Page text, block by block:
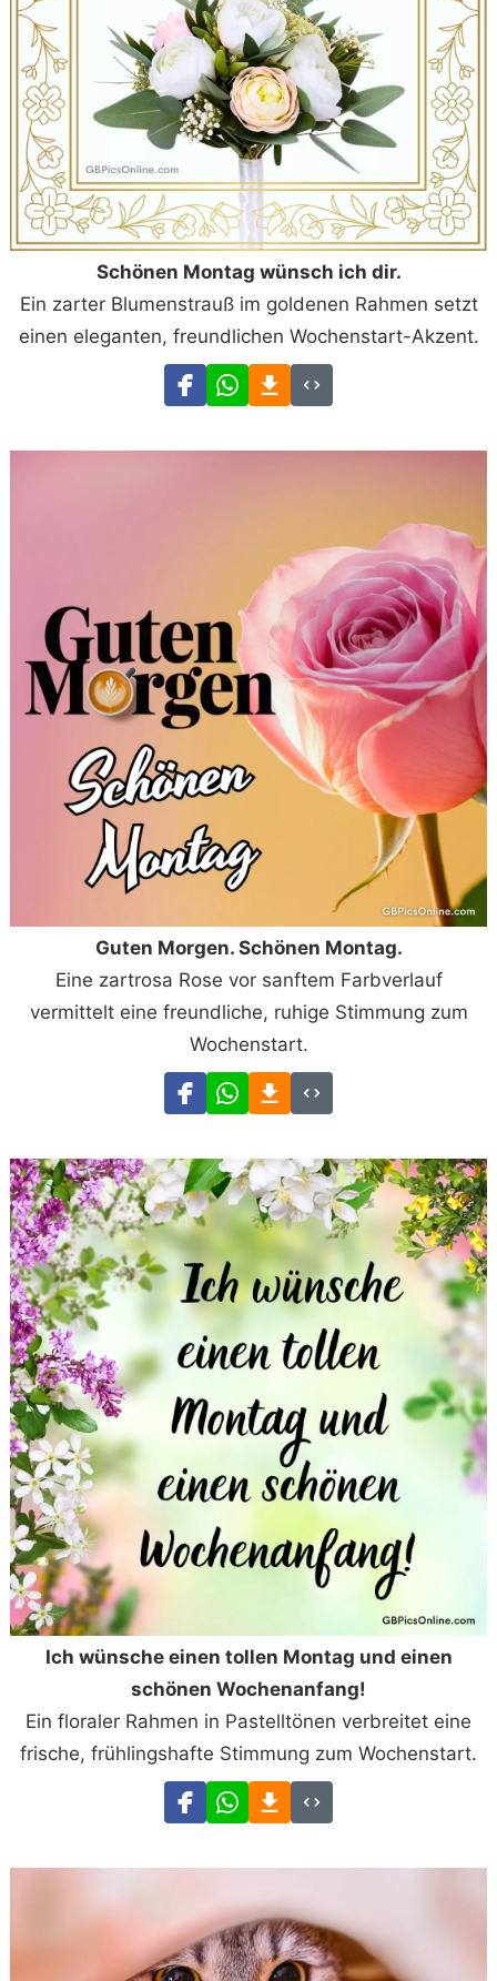
Schönen Montag wünsch ich dir.
Ein zarter Blumenstrauß im goldenen Rahmen setzt
einen eleganten, freundlichen Wochenstart-Akzent.
Guten Morgen. Schönen Montag.
Eine zartrosa Rose vor sanftem Farbverlauf
vermittelt eine freundliche, ruhige Stimmung zum
Wochenstart.
Ich wünsche einen tollen Montag und einen
schönen Wochenanfang!
Ein floraler Rahmen in Pastelltönen verbreitet eine
frische, frühlingshafte Stimmung zum Wochenstart.